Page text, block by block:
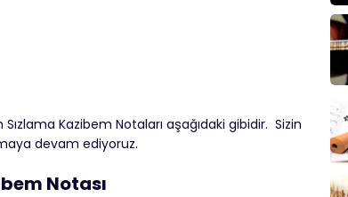
Kazibem Notaları aşağıdaki gibidir. Sizin
devam ediyoruz.
Notası